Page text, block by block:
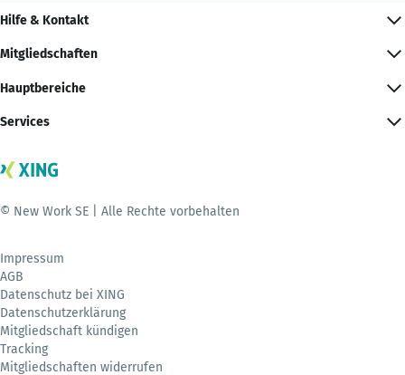
Hilfe & Kontakt
Mitgliedschaften
Hauptbereiche
Services
© New Work SE | Alle Rechte vorbehalten
Impressum
AGB
Datenschutz bei XING
Datenschutzerklärung
Mitgliedschaft kündigen
Tracking
Mitgliedschaften widerrufen